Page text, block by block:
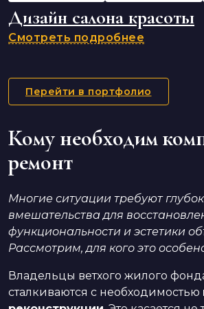
Дизайн салона красоты
Смотреть подробнее
Перейти в портфолио
Кому необходим
ремонт
Многие ситуации требуют
вмешательства для
функциональности и эстетики
Рассмотрим, для кого это
Владельцы ветхого жилого
сталкиваются с необходимостью